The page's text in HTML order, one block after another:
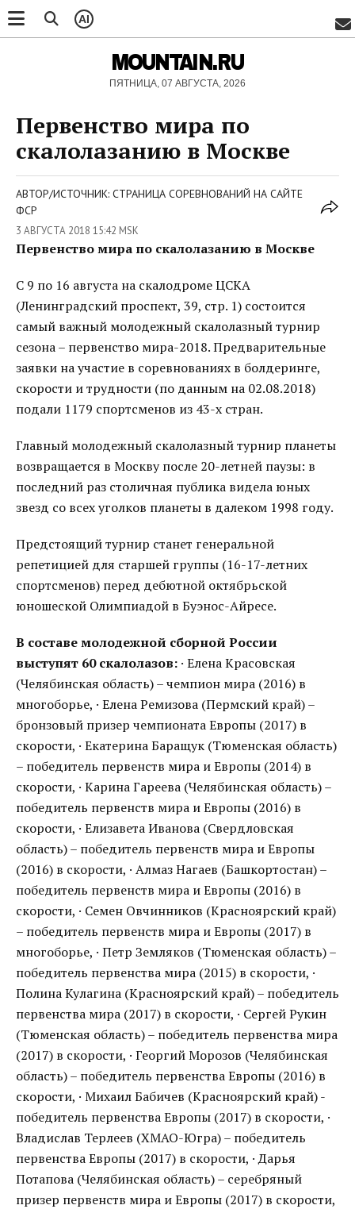
AI
MOUNTAIN.RU
ПЯТНИЦА, 07 АВГУСТА, 2026
Первенство мира по
скалолазанию в Москве
АВТОР/ИСТОЧНИК: СТРАНИЦА СОРЕВНОВАНИЙ НА САЙТЕ
ФСР
3 АВГУСТА 2018 15:42 MSK
Первенство мира по скалолазанию в Москве
С 9 по 16 августа на скалодроме ЦСКА
(Ленинградский проспект, 39, стр. 1) состоится
самый важный молодежный скалолазный турнир
сезона – первенство мира-2018. Предварительные
заявки на участие в соревнованиях в болдеринге,
скорости и трудности (по данным на 02.08.2018)
подали 1179 спортсменов из 43-х стран.
Главный молодежный скалолазный турнир планеты
возвращается в Москву после 20-летней паузы: в
последний раз столичная публика видела юных
звезд со всех уголков планеты в далеком 1998 году.
Предстоящий турнир станет генеральной
репетицией для старшей группы (16-17-летних
спортсменов) перед дебютной октябрьской
юношеской Олимпиадой в Буэнос-Айресе.
В составе молодежной сборной России
выступят 60 скалолазов: · Елена Красовская
(Челябинская область) – чемпион мира (2016) в
многоборье, · Елена Ремизова (Пермский край) –
бронзовый призер чемпионата Европы (2017) в
скорости, · Екатерина Баращук (Тюменская область)
– победитель первенств мира и Европы (2014) в
скорости, · Карина Гареева (Челябинская область) –
победитель первенств мира и Европы (2016) в
скорости, · Елизавета Иванова (Свердловская
область) – победитель первенств мира и Европы
(2016) в скорости, · Алмаз Нагаев (Башкортостан) –
победитель первенств мира и Европы (2016) в
скорости, · Семен Овчинников (Красноярский край)
– победитель первенств мира и Европы (2017) в
многоборье, · Петр Земляков (Тюменская область) –
победитель первенства мира (2015) в скорости, ·
Полина Кулагина (Красноярский край) – победитель
первенства мира (2017) в скорости, · Сергей Рукин
(Тюменская область) – победитель первенства мира
(2017) в скорости, · Георгий Морозов (Челябинская
область) – победитель первенства Европы (2016) в
скорости, · Михаил Бабичев (Красноярский край) -
победитель первенства Европы (2017) в скорости, ·
Владислав Терлеев (ХМАО-Югра) – победитель
первенства Европы (2017) в скорости, · Дарья
Потапова (Челябинская область) – серебряный
призер первенств мира и Европы (2017) в скорости,